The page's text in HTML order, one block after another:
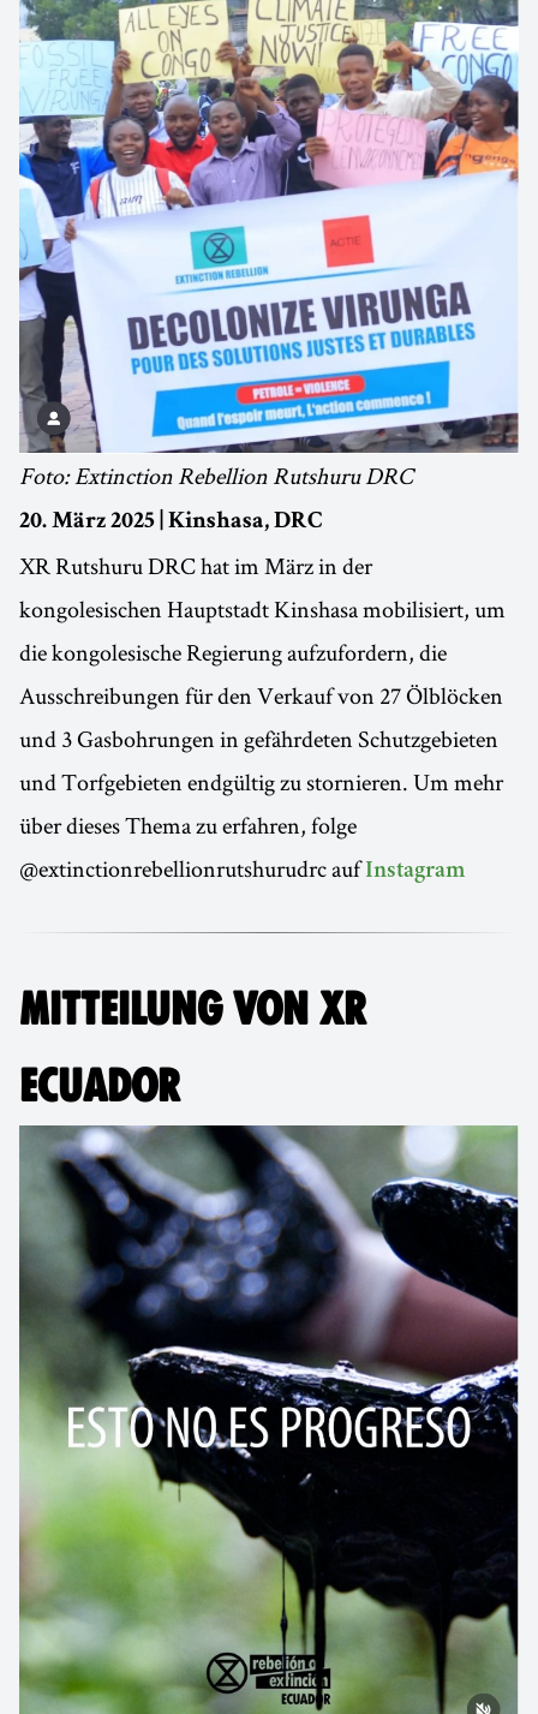
Foto: Extinction Rebellion Rutshuru DRC
20. März 2025 | Kinshasa, DRC
XR Rutshuru DRC hat im März in der
kongolesischen Hauptstadt Kinshasa mobilisiert, um
die kongolesische Regierung aufzufordern, die
Ausschreibungen für den Verkauf von 27 Ölblöcken
und 3 Gasbohrungen in gefährdeten Schutzgebieten
und Torfgebieten endgültig zu stornieren. Um mehr
über dieses Thema zu erfahren, folge
@extinctionrebellionrutshurudrc aufInstagram
MITTEILUNG VON XR
ECUADOR